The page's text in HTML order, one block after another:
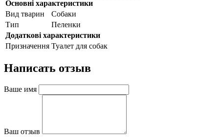
Основні характеристики
Вид тварин
Собаки
Тип
Пеленки
Додаткові характеристики
Призначення Туалет для собак
Написать отзыв
Ваше имя
Ваш отзыв